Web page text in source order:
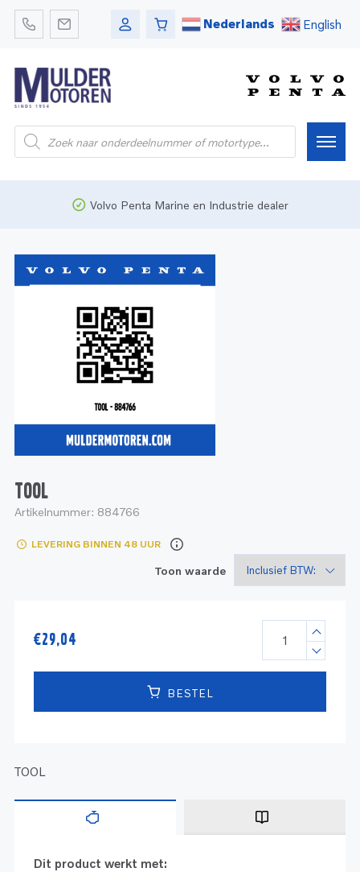
Nederlands English
Onderdelen
Bedrijfsvaart
Onderdelen
Motoren
Onderdelen
Service
Motoren
Service en onderhoud
Reman - Bedrijfsvaart
Volvo Penta Marine en Industrie dealer
TOOL
Artikelnummer: 884766
LEVERING BINNEN 48 UUR
Toon waarde
€29,04
BESTEL
TOOL
Dit product werkt met: